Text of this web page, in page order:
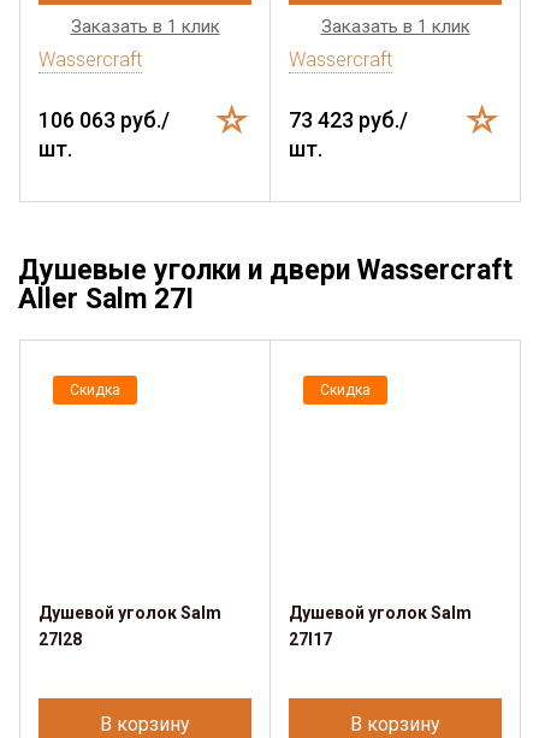
Заказать в 1 клик
Wassercraft
106 063 руб./
шт.
Заказать в 1 клик
Wassercraft
73 423 руб./
шт.
Душевые уголки и двери Wassercraft
Aller Salm 27I
Скидка
Душевой уголок Salm
27I28
В корзину
Скидка
Душевой уголок Salm
27I17
В корзину